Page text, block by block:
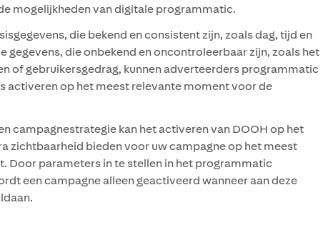
mogelijkheden van digitale programmatic.
die bekend en consistent zijn, zoals dag, tijd en
gegevens, die onbekend en oncontroleerbaar zijn, zoals het
of gebruikersgedrag, kunnen adverteerders programmatic
activeren op het meest relevante moment voor de
campagnestrategie kan het activeren van DOOH op het
zichtbaarheid bieden voor uw campagne op het meest
Door parameters in te stellen in het programmatic
een campagne alleen geactiveerd wanneer aan deze